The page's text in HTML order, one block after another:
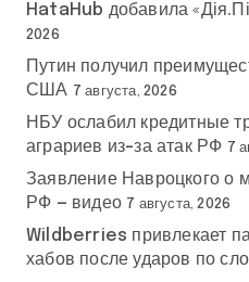
HataHub добавила
2026
Путин получил
США 7 августа, 2026
НБУ ослабил кредитные
аграриев из-за атак РФ 7
Заявление Навроцкого о
РФ — видео 7 августа, 2026
Wildberries привлекает
хабов после ударов по